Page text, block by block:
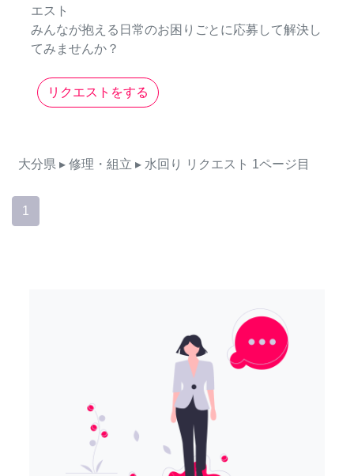
エスト
みんなが抱える日常のお困りごとに応募して解決し
てみませんか？
リクエストをする
大分県 ▸ 修理・組立 ▸ 水回り リクエスト 1ページ目
1